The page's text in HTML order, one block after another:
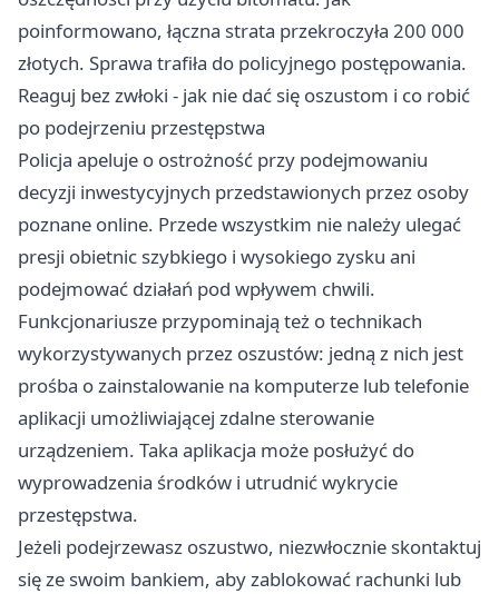
poinformowano, łączna strata przekroczyła 200 000
złotych. Sprawa trafiła do policyjnego postępowania.
Reaguj bez zwłoki - jak nie dać się oszustom i co robić
po podejrzeniu przestępstwa
Policja apeluje o ostrożność przy podejmowaniu
decyzji inwestycyjnych przedstawionych przez osoby
poznane online. Przede wszystkim nie należy ulegać
presji obietnic szybkiego i wysokiego zysku ani
podejmować działań pod wpływem chwili.
Funkcjonariusze przypominają też o technikach
wykorzystywanych przez oszustów: jedną z nich jest
prośba o zainstalowanie na komputerze lub telefonie
aplikacji umożliwiającej zdalne sterowanie
urządzeniem. Taka aplikacja może posłużyć do
wyprowadzenia środków i utrudnić wykrycie
przestępstwa.
Jeżeli podejrzewasz oszustwo, niezwłocznie skontaktuj
się ze swoim bankiem, aby zablokować rachunki lub